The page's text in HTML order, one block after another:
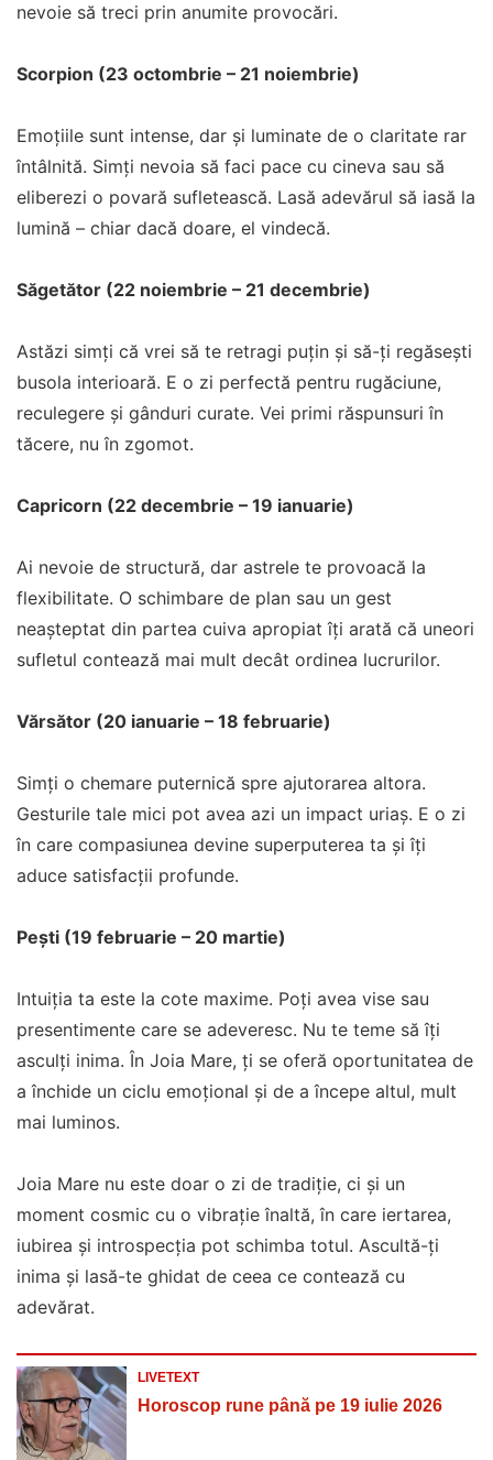
nevoie să treci prin anumite provocări.
Scorpion (23 octombrie – 21 noiembrie)
Emoțiile sunt intense, dar și luminate de o claritate rar
întâlnită. Simți nevoia să faci pace cu cineva sau să
eliberezi o povară sufletească. Lasă adevărul să iasă la
lumină – chiar dacă doare, el vindecă.
Săgetător (22 noiembrie – 21 decembrie)
Astăzi simți că vrei să te retragi puțin și să-ți regăsești
busola interioară. E o zi perfectă pentru rugăciune,
reculegere și gânduri curate. Vei primi răspunsuri în
tăcere, nu în zgomot.
Capricorn (22 decembrie – 19 ianuarie)
Ai nevoie de structură, dar astrele te provoacă la
flexibilitate. O schimbare de plan sau un gest
neașteptat din partea cuiva apropiat îți arată că uneori
sufletul contează mai mult decât ordinea lucrurilor.
Vărsător (20 ianuarie – 18 februarie)
Simți o chemare puternică spre ajutorarea altora.
Gesturile tale mici pot avea azi un impact uriaș. E o zi
în care compasiunea devine superputerea ta și îți
aduce satisfacții profunde.
Pești (19 februarie – 20 martie)
Intuiția ta este la cote maxime. Poți avea vise sau
presentimente care se adeveresc. Nu te teme să îți
asculți inima. În Joia Mare, ți se oferă oportunitatea de
a închide un ciclu emoțional și de a începe altul, mult
mai luminos.
Joia Mare nu este doar o zi de tradiție, ci și un
moment cosmic cu o vibrație înaltă, în care iertarea,
iubirea și introspecția pot schimba totul. Ascultă-ți
inima și lasă-te ghidat de ceea ce contează cu
adevărat.
LIVETEXT
Horoscop rune până pe 19 iulie 2026